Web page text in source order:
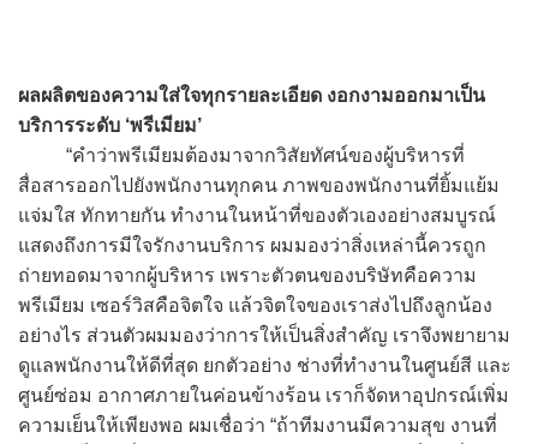
ผลผลิตของความใส่ใจทุกรายละเอียด งอกงามออกมาเป็น
บริการระดับ ‘พรีเมียม’
“คำว่าพรีเมียมต้องมาจากวิสัยทัศน์ของผู้บริหารที่
สื่อสารออกไปยังพนักงานทุกคน ภาพของพนักงานที่ยิ้มแย้ม
แจ่มใส ทักทายกัน ทำงานในหน้าที่ของตัวเองอย่างสมบูรณ์
แสดงถึงการมีใจรักงานบริการ ผมมองว่าสิ่งเหล่านี้ควรถูก
ถ่ายทอดมาจากผู้บริหาร เพราะตัวตนของบริษัทคือความ
พรีเมียม เซอร์วิสคือจิตใจ แล้วจิตใจของเราส่งไปถึงลูกน้อง
อย่างไร ส่วนตัวผมมองว่าการให้เป็นสิ่งสำคัญ เราจึงพยายาม
ดูแลพนักงานให้ดีที่สุด ยกตัวอย่าง ช่างที่ทำงานในศูนย์สี และ
ศูนย์ซ่อม อากาศภายในค่อนข้างร้อน เราก็จัดหาอุปกรณ์เพิ่ม
ความเย็นให้เพียงพอ ผมเชื่อว่า “ถ้าทีมงานมีความสุข งานที่